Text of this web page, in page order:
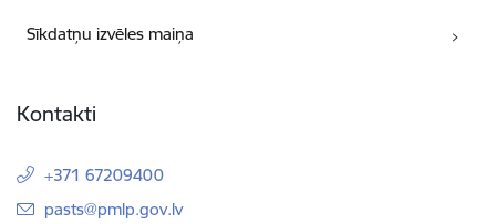
Sīkdatņu izvēles maiņa
Kontakti
+371 67209400
E-pasts:
pasts@pmlp.gov.lv